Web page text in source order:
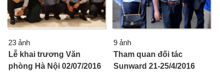
23 ảnh
Lễ khai trương Văn
phòng Hà Nội 02/07/2016
9 ảnh
Tham quan đối tác
Sunward 21-25/4/2016